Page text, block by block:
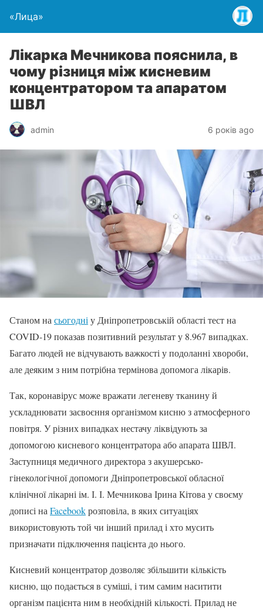
«Лица»
Лікарка Мечникова пояснила, в
чому різниця між кисневим
концентратором та апаратом
ШВЛ
admin 6 років ago
Станом на сьогодні у Дніпропетровській області тест на
COVID-19 показав позитивний результат у 8.967 випадках.
Багато людей не відчувають важкості у подоланні хвороби,
але деяким з ним потрібна термінова допомога лікарів.
Так, коронавірус може вражати легеневу тканину й
ускладнювати засвоєння організмом кисню з атмосферного
повітря. У різних випадках нестачу ліквідують за
допомогою кисневого концентратора або апарата ШВЛ.
Заступниця медичного директора з акушерсько-
гінекологічної допомоги Дніпропетровської обласної
клінічної лікарні ім. І. І. Мечникова Ірина Кітова у своєму
дописі на Facebookрозповіла, в яких ситуаціях
використовують той чи інший прилад і хто мусить
призначати підключення пацієнта до нього.
Кисневий концентратор дозволяє збільшити кількість
кисню, що подається в суміші, і тим самим наситити
організм пацієнта ним в необхідній кількості. Прилад не